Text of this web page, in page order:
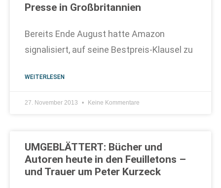
Presse in Großbritannien
Bereits Ende August hatte Amazon
signalisiert, auf seine Bestpreis-Klausel zu
WEITERLESEN
27. November 2013 Keine Kommentare
UMGEBLÄTTERT: Bücher und
Autoren heute in den Feuilletons –
und Trauer um Peter Kurzeck